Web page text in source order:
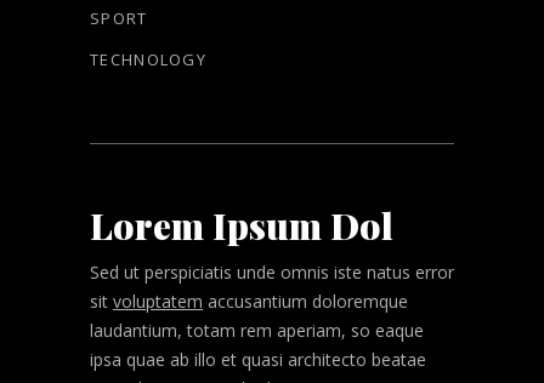
SPORT
TECHNOLOGY
Lorem Ipsum Dol
Sed ut perspiciatis unde omnis iste natus error
sit voluptatem accusantium doloremque
laudantium, totam rem aperiam, so eaque
ipsa quae ab illo et quasi architecto beatae